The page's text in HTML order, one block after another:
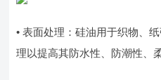
• 表面处理：硅油用于织物、
理以提高其防水性、防潮性、